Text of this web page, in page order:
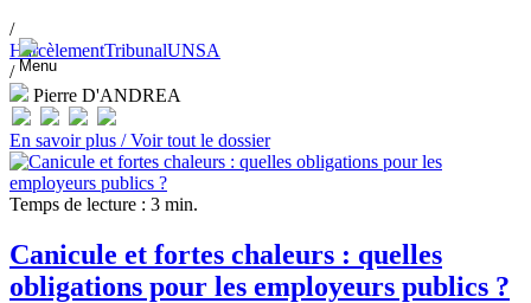
/
HarcèlementTribunalUNSA
/
Pierre D'ANDREA
En savoir plus /Voir tout le dossier
Temps de lecture : 3 min.
Canicule et fortes chaleurs : quelles
obligations pour les employeurs publics ?